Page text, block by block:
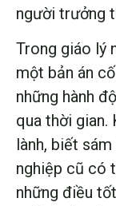
người trưởng
Trong giáo lý
một bản án
những hành
qua thời gian.
lành, biết
nghiệp cũ có
những điều